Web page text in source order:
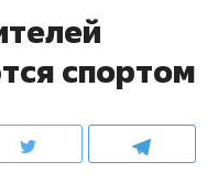
спортом